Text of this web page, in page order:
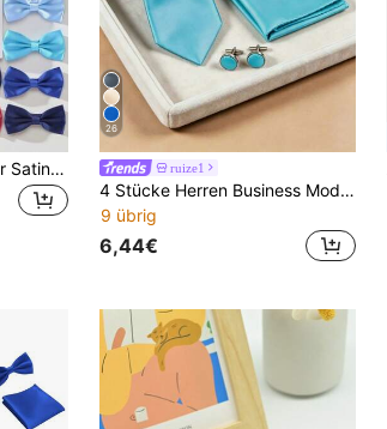
1 Stück Herren Polyester Satin Fliege, geeignet für Hochzeiten und Partys, Feste, Abschlussgeschenk
26
ruize1
4 Stücke Herren Business Mode Set mit einfarbiger Polyester Krawatte, Fliege, Einstecktuch und Manschettenknöpfen, geeignet für Hochzeiten, Zeremonien und den täglichen Gebrauch
9 übrig
6,44€